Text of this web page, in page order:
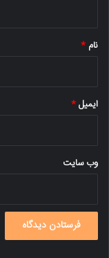
نام *
ایمیل*
وب‌ سایت